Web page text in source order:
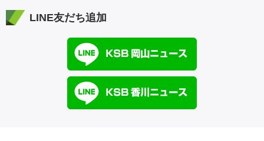
LINE友だち追加